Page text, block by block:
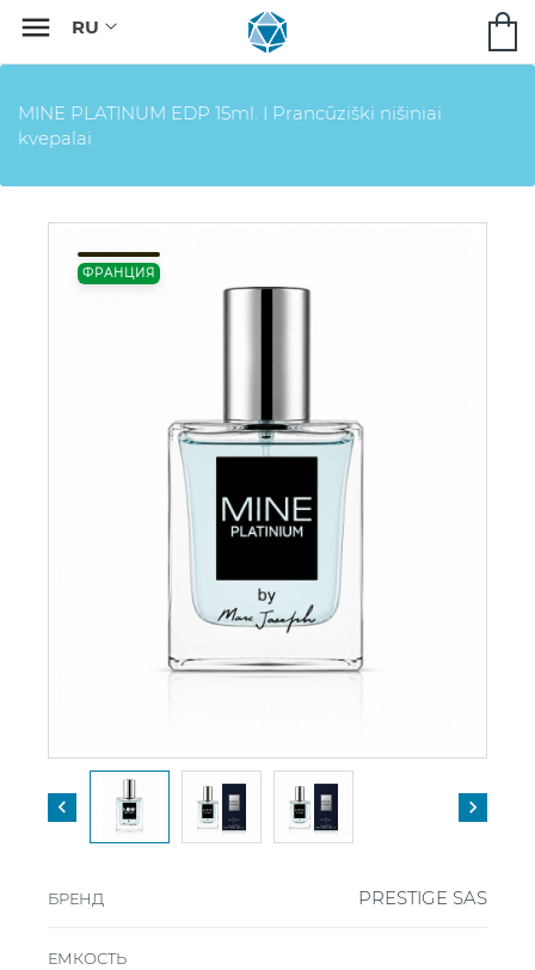

MINE PLATINUM EDP 15ml. I Prancūziški nišiniai
kvepalai
ФРАНЦИЯ
 
БРЕНД PRESTIGE SAS
ЕМКОСТЬ